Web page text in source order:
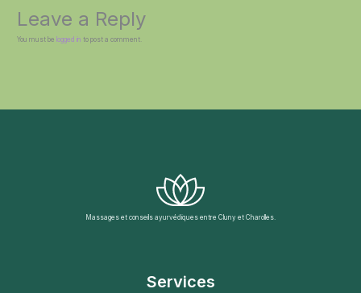
Leave a Reply
You must be logged in to post a comment.
Massages et conseils ayurvédiques entre Cluny et Charolles.
Services